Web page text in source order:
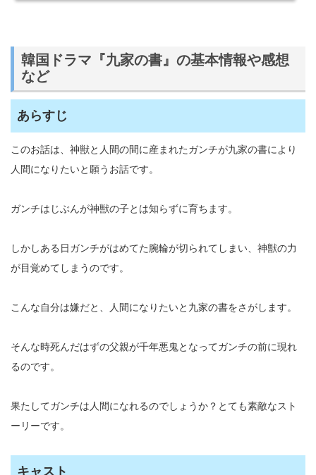
韓国ドラマ『九家の書』の基本情報や感想
など
あらすじ
このお話は、神獣と人間の間に産まれたガンチが九家の書により
人間になりたいと願うお話です。
ガンチはじぶんが神獣の子とは知らずに育ちます。
しかしある日ガンチがはめてた腕輪が切られてしまい、神獣の力
が目覚めてしまうのです。
こんな自分は嫌だと、人間になりたいと九家の書をさがします。
そんな時死んだはずの父親が千年悪鬼となってガンチの前に現れ
るのです。
果たしてガンチは人間になれるのでしょうか？とても素敵なスト
ーリーです。
キャスト